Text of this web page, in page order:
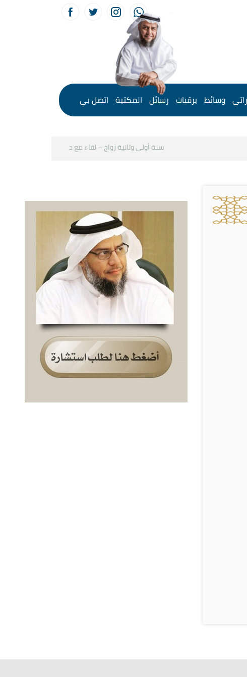
وسائط برقيات رسائل المكتبة اتصل بي
سنة أولى وثانية زواج – لقاء مع د.خالد الحليبي